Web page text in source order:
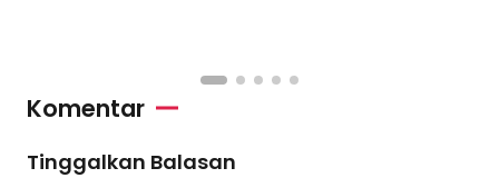
Komentar
Tinggalkan Balasan